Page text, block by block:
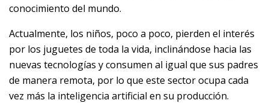
conocimiento del mundo.
Actualmente, los niños, poco a poco, pierden el interés
por los juguetes de toda la vida, inclinándose hacia las
nuevas tecnologías y consumen al igual que sus padres
de manera remota, por lo que este sector ocupa cada
vez más la inteligencia artificial en su producción.